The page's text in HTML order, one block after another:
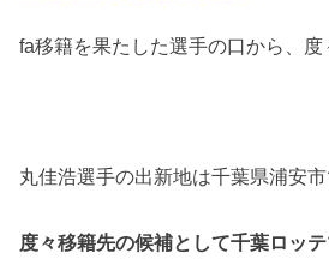
fa移籍を果たした選手の口から、度
丸佳浩選手の出新地は千葉県浦安市
度々移籍先の候補として千葉ロッ